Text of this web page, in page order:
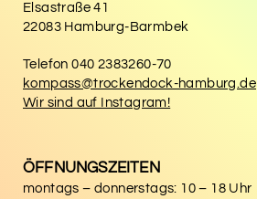
Elsastraße 41
22083 Hamburg-Barmbek
Telefon 040 2383260-70
kompass@trockendock-hamburg.de
Wir sind auf Instagram!
ÖFFNUNGSZEITEN
montags – donnerstags: 10 – 18 Uhr